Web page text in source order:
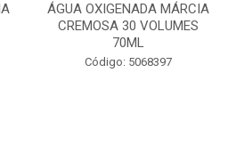
ÁGUA OXIGENADA MÁRCIA
CREMOSA 30 VOLUMES
70ML
Código: 5068397